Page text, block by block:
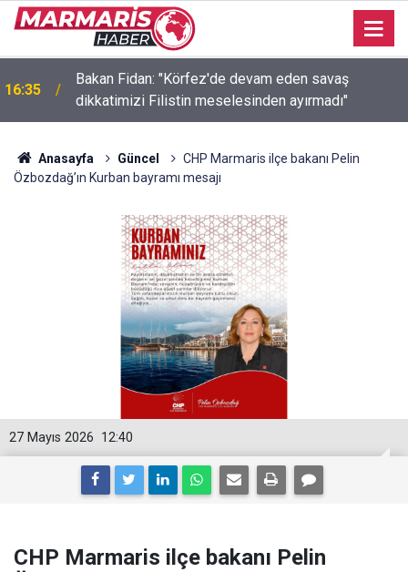
16:35
Bakan Fidan: "Körfez'de devam eden savaş
dikkatimizi Filistin meselesinden ayırmadı"
Anasayfa Güncel
CHP Marmaris ilçe bakanı Pelin
Özbozdağ’ın Kurban bayramı mesajı
12:40
27 Mayıs 2026
CHP Marmaris ilçe bakanı Pelin